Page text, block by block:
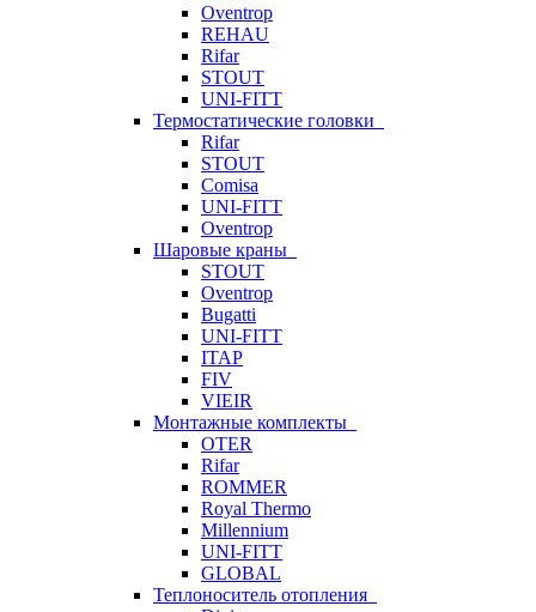
Oventrop
REHAU
Rifar
STOUT
UNI-FITT
Термостатические головки
Rifar
STOUT
Comisa
UNI-FITT
Oventrop
Шаровые краны
STOUT
Oventrop
Bugatti
UNI-FITT
ITAP
FIV
VIEIR
Монтажные комплекты
OTER
Rifar
ROMMER
Royal Thermo
Millennium
UNI-FITT
GLOBAL
Теплоноситель отопления